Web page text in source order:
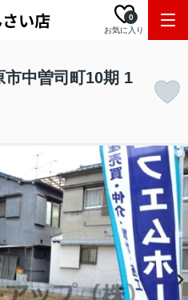
お気に入り
0
市中曽司町10期 1